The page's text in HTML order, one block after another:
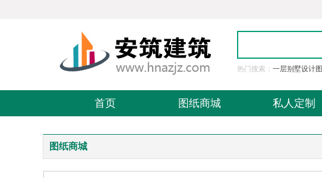
热门搜索： 一层别墅设计图
首页 图纸商城 私人定制
图纸商城